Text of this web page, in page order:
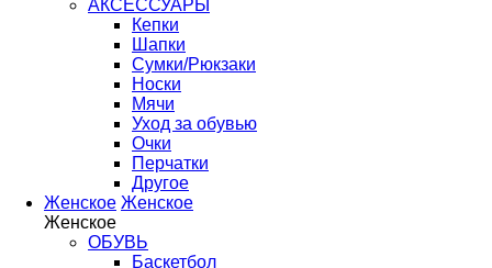
АКСЕССУАРЫ
Кепки
Шапки
Сумки/Рюкзаки
Носки
Мячи
Уход за обувью
Очки
Перчатки
Другое
Женское Женское
Женское
ОБУВЬ
Баскетбол